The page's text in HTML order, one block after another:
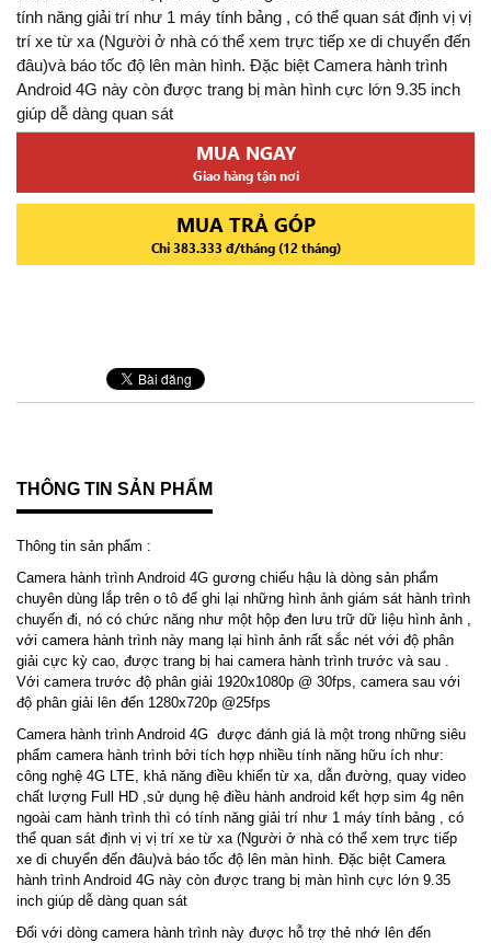
tính năng giải trí như 1 máy tính bảng , có thể quan sát định vị vị
trí xe từ xa (Người ở nhà có thể xem trực tiếp xe di chuyển đến
đâu)và báo tốc độ lên màn hình. Đặc biệt Camera hành trình
Android 4G này còn được trang bị màn hình cực lớn 9.35 inch
giúp dễ dàng quan sát
MUA NGAY
Giao hàng tận nơi
MUA TRẢ GÓP
Chỉ 383.333 đ/tháng (12 tháng)
THÔNG TIN SẢN PHẨM
Thông tin sản phẩm :
Camera hành trình Android 4G gương chiếu hậu là dòng sản phẩm
chuyên dùng lắp trên o tô để ghi lại những hình ảnh giám sát hành trình
chuyến đi, nó có chức năng như một hộp đen lưu trữ dữ liệu hình ảnh ,
với camera hành trình này mang lại hình ảnh rất sắc nét với độ phân
giải cực kỳ cao, được trang bị hai camera hành trình trước và sau .
Với camera trước độ phân giải 1920x1080p @ 30fps, camera sau với
độ phân giải lên đến 1280x720p @25fps
Camera hành trình Android 4G được đánh giá là một trong những siêu
phẩm camera hành trình bởi tích hợp nhiều tính năng hữu ích như:
công nghệ 4G LTE, khả năng điều khiển từ xa, dẫn đường, quay video
chất lượng Full HD ,sử dụng hệ điều hành android kết hợp sim 4g nên
ngoài cam hành trình thì có tính năng giải trí như 1 máy tính bảng , có
thể quan sát định vị vị trí xe từ xa (Người ở nhà có thể xem trực tiếp
xe di chuyển đến đâu)và báo tốc độ lên màn hình. Đặc biệt Camera
hành trình Android 4G này còn được trang bị màn hình cực lớn 9.35
inch giúp dễ dàng quan sát
Đối với dòng camera hành trình này được hỗ trợ thẻ nhớ lên đến